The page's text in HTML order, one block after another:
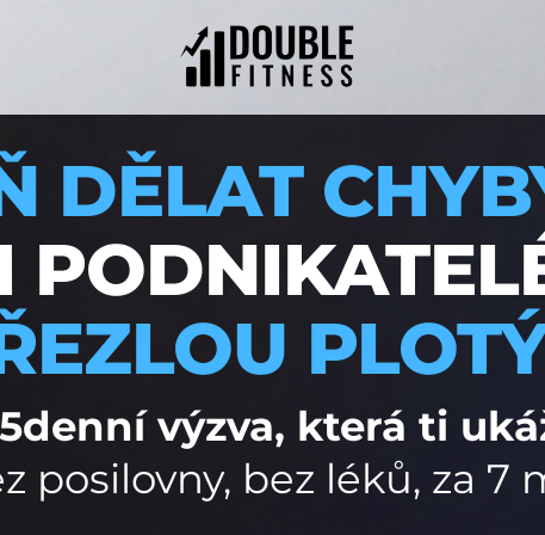
DĚLAT
výzva, která ti
posilovny, bez léků, za 7